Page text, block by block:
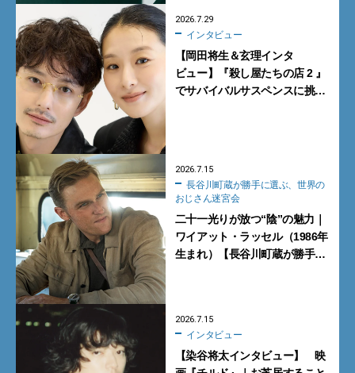
2026.7.29
インタビュー
【岡田将生＆玄理インタ
ビュー】『殺し屋たちの店 2 』
でサバイバルサスペンスに挑
2026.7.15
長谷川町蔵が勝手に選ぶ、世界の
おじさん迷宮会
二十一光りが放つ“陰”の魅力｜
ワイアット・ラッセル（1986年
生まれ）【長谷川町蔵が勝手に
2026.7.15
インタビュー
【染谷将太インタビュー】 映